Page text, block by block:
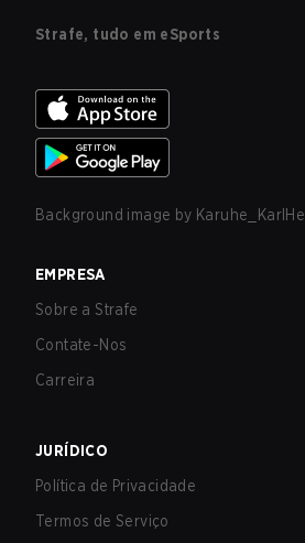
Strafe, tudo em eSports
Background image by Karuhe_KarlHe
EMPRESA
Sobre a Strafe
Contate-Nos
Carreira
JURÍDICO
Política de Privacidade
Termos de Serviço